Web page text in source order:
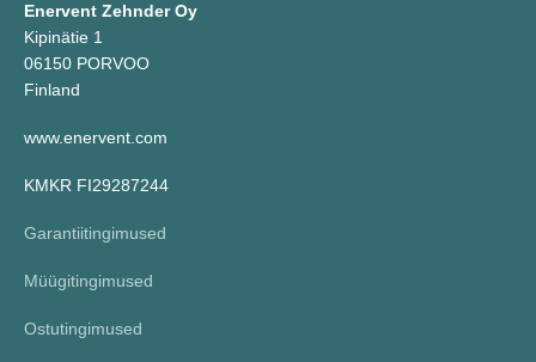
Enervent Zehnder Oy
Kipinätie 1
06150 PORVOO
Finland
www.enervent.com
KMKR FI29287244
Garantiitingimused
Müügitingimused
Ostutingimused